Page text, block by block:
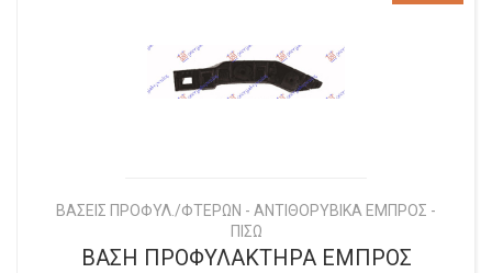
ΒΑΣΕΙΣ ΠΡΟΦΥΛ./ΦΤΕΡΩΝ - ΑΝΤΙΘΟΡΥΒΙΚΑ ΕΜΠΡΟΣ -
ΠΙΣΩ
ΒΑΣΗ ΠΡΟΦΥΛΑΚΤΗΡΑ ΕΜΠΡΟΣ